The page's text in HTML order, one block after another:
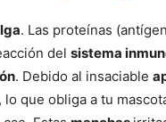
–
. Las proteínas
del sistema
. Debido al insaciable
que obliga a tu